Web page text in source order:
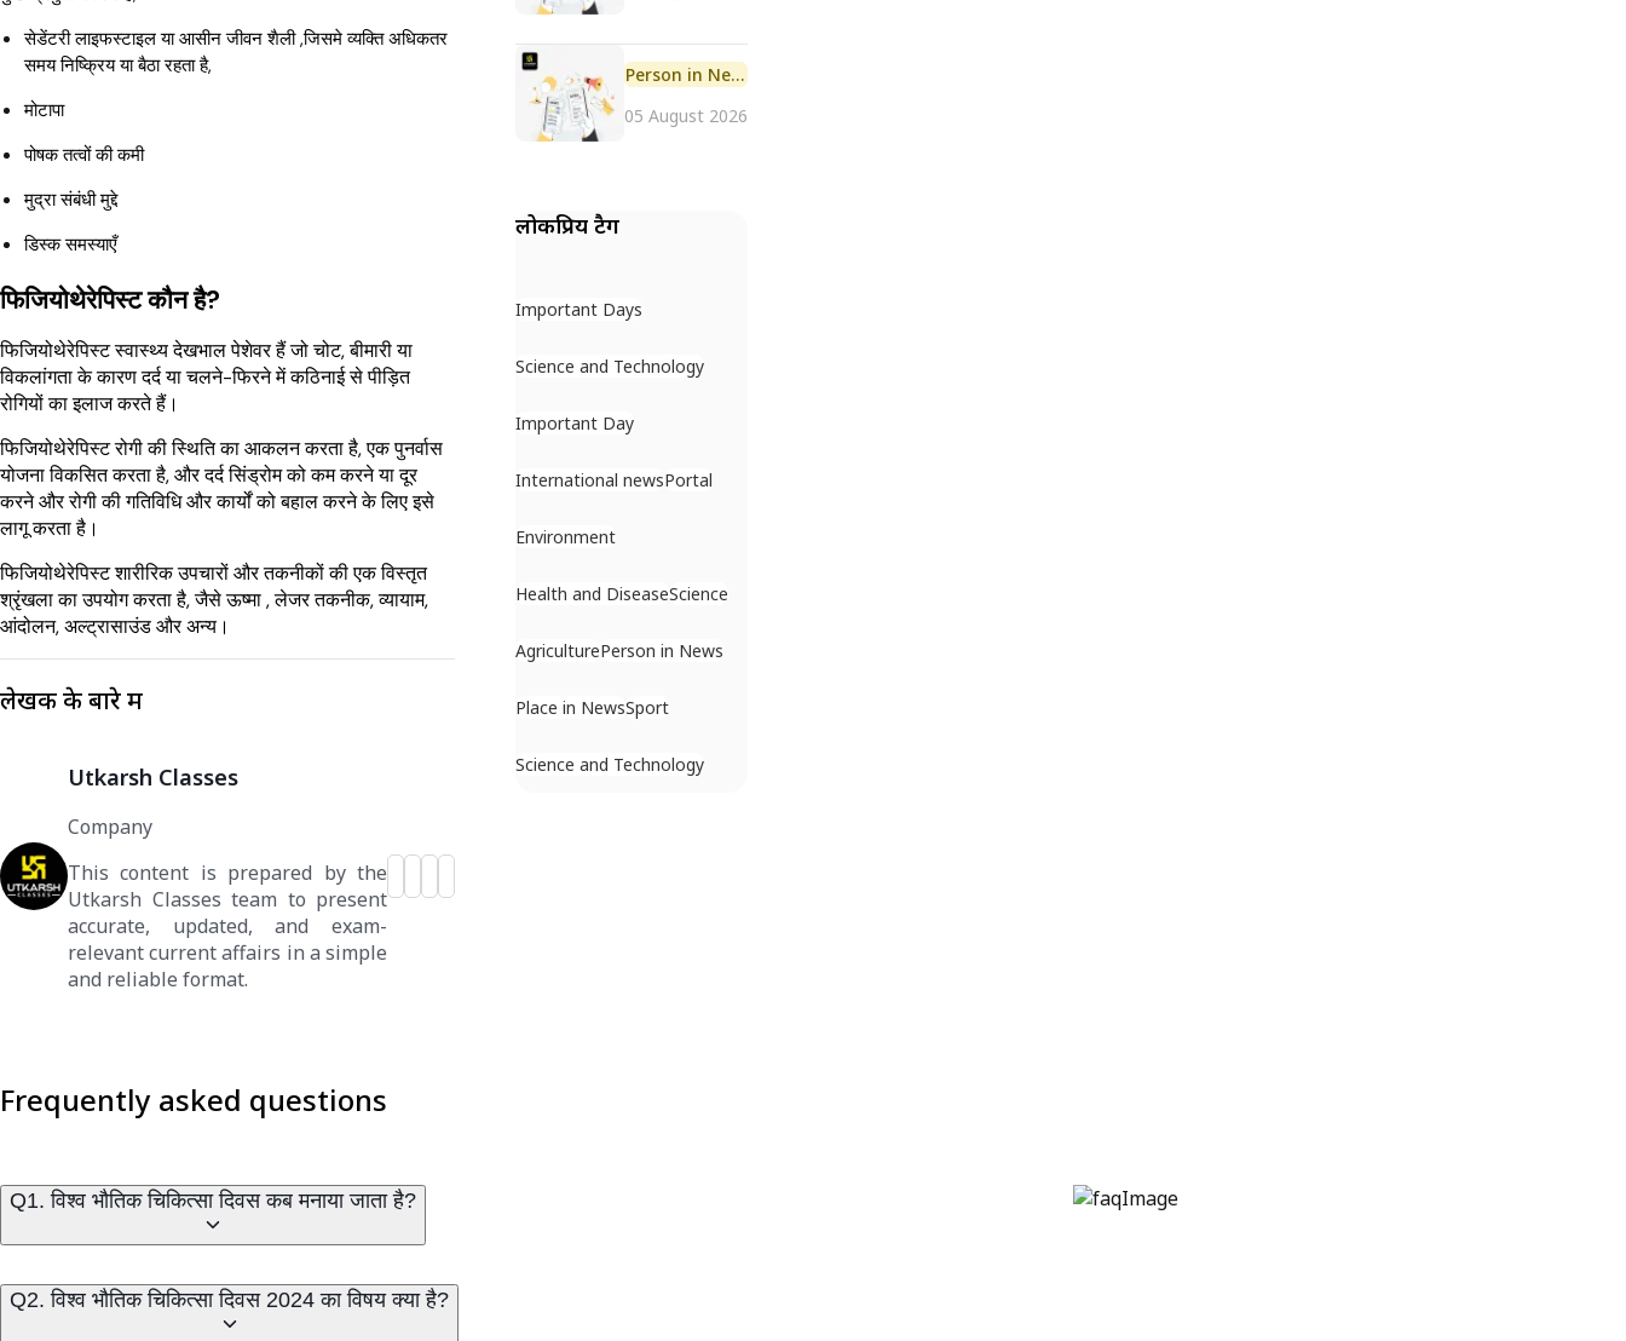
सेडेंटरी लाइफस्टाइल या आसीन जीवन शैली ,जिसमे व्यक्ति अधिकतर
समय निष्क्रिय या बैठा रहता है,
मोटापा
पोषक तत्वों की कमी
मुद्रा संबंधी मुद्दे
डिस्क समस्याएँ
फिजियोथेरेपिस्ट कौन है?
फिजियोथेरेपिस्ट स्वास्थ्य देखभाल पेशेवर हैं जो चोट, बीमारी या
विकलांगता के कारण दर्द या चलने-फिरने में कठिनाई से पीड़ित
रोगियों का इलाज करते हैं।
फिजियोथेरेपिस्ट रोगी की स्थिति का आकलन करता है, एक पुनर्वास
योजना विकसित करता है, और दर्द सिंड्रोम को कम करने या दूर
करने और रोगी की गतिविधि और कार्यों को बहाल करने के लिए इसे
लागू करता है।
फिजियोथेरेपिस्ट शारीरिक उपचारों और तकनीकों की एक विस्तृत
श्रृंखला का उपयोग करता है, जैसे ऊष्मा , लेजर तकनीक, व्यायाम,
आंदोलन, अल्ट्रासाउंड और अन्य।
लेखक के बारे में
Utkarsh Classes
Company
This content is prepared by the
Utkarsh Classes team to present
accurate, updated, and exam-
relevant current affairs in a simple
and reliable format.
Person in News
05 August 2026
लोकप्रिय टैग
Important Days
Science and Technology
Important Day
International newsPortal
Environment
Health and DiseaseScience
AgriculturePerson in News
Place in NewsSport
Science and Technology
Frequently asked questions
Q1. विश्व भौतिक चिकित्सा दिवस कब मनाया जाता है?
Q2. विश्व भौतिक चिकित्सा दिवस 2024 का विषय क्या है?